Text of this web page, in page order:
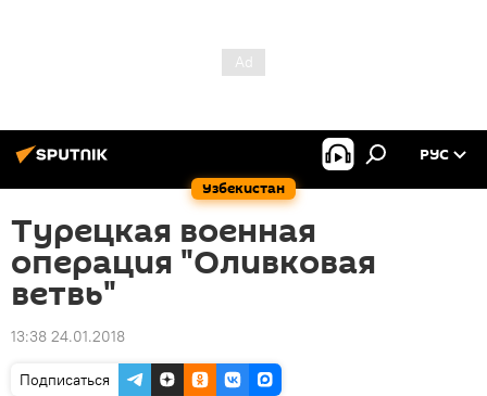
Узбекистан
РУС
Турецкая военная
операция "Оливковая
ветвь"
13:38 24.01.2018
Подписаться